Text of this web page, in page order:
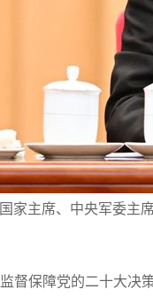
家主席、中央军委主
督保障党的二十大决